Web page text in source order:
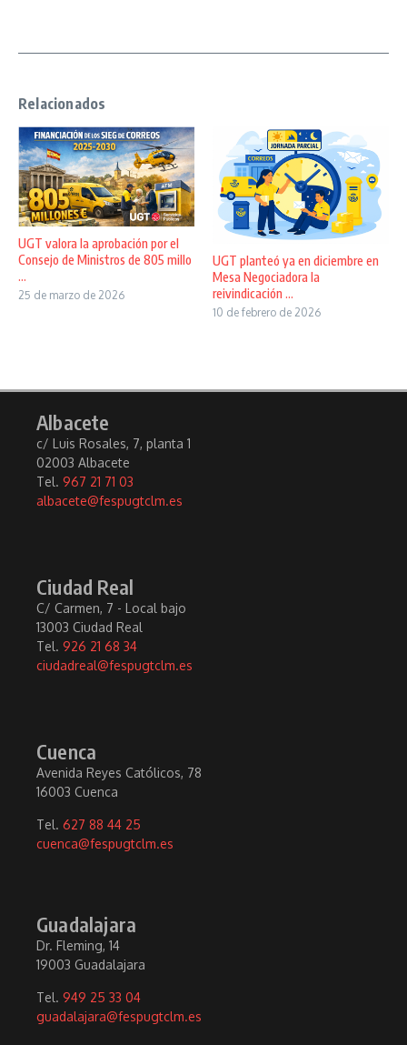
Relacionados
UGT valora la aprobación por el
Consejo de Ministros de 805 millo
...
25 de marzo de 2026
UGT planteó ya en diciembre en
Mesa Negociadora la
reivindicación ...
10 de febrero de 2026
Albacete
c/ Luis Rosales, 7, planta 1
02003 Albacete
Tel. 967 21 71 03
albacete@fespugtclm.es
Ciudad Real
C/ Carmen, 7 - Local bajo
13003 Ciudad Real
Tel. 926 21 68 34
ciudadreal@fespugtclm.es
Cuenca
Avenida Reyes Católicos, 78
16003 Cuenca
Tel. 627 88 44 25
cuenca@fespugtclm.es
Guadalajara
Dr. Fleming, 14
19003 Guadalajara
Tel. 949 25 33 04
guadalajara@fespugtclm.es